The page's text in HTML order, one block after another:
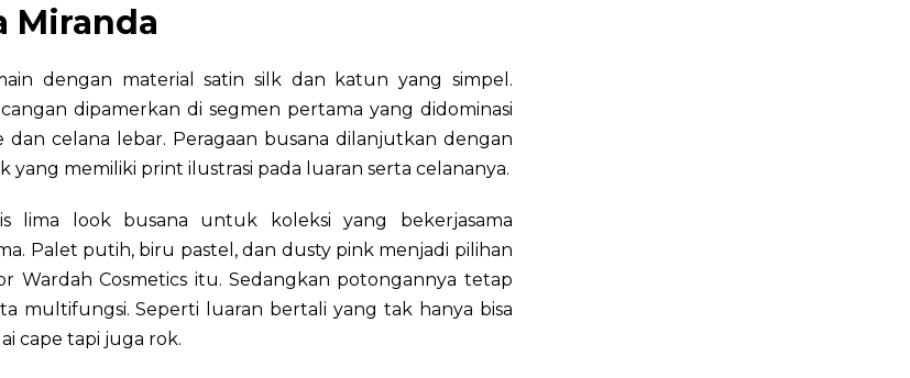
Miranda
dengan material satin silk dan katun yang simpel.
dipamerkan di segmen pertama yang didominasi
dan celana lebar. Peragaan busana dilanjutkan dengan
yang memiliki print ilustrasi pada luaran serta celananya.
lima look busana untuk koleksi yang bekerjasama
Palet putih, biru pastel, dan dusty pink menjadi pilihan
Wardah Cosmetics itu. Sedangkan potongannya tetap
multifungsi. Seperti luaran bertali yang tak hanya bisa
cape tapi juga rok.